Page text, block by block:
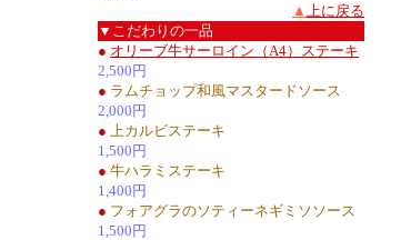
▲ 上に戻る
▼こだわりの一品
● オリーブ牛サーロイン（A4）ステーキ
2,500円
● ラムチョップ和風マスタードソース
2,000円
● 上カルビステーキ
1,500円
● 牛ハラミステーキ
1,400円
● フォアグラのソティーネギミソソース
1,500円